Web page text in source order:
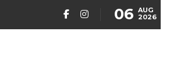
06 AUG
2026